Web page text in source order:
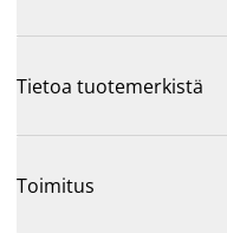
Tietoa tuotemerkistä
Toimitus